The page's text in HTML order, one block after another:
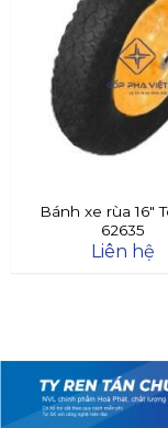
Bánh xe rùa 16″
62635
Liên hệ